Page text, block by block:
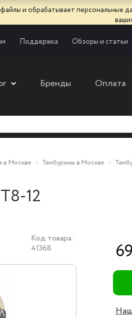
и обрабатывает
Поддержка Обзоры и статьи
Бренды Оплата
в Москве Тамбурины в Москве
12
Код товара:
41368